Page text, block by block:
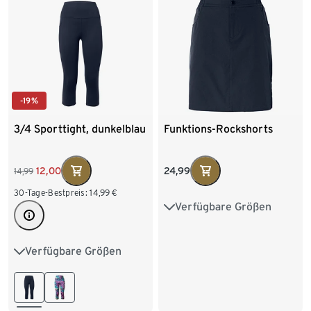
-19%
3/4 Sporttight, dunkelblau
14,99 12,00
30-Tage-Bestpreis: 14,99 €
Verfügbare Größen
XS 32/34 S 36/38
M 40/42
Funktions-Rockshorts
24,99
Verfügbare Größen
36 38 40 42